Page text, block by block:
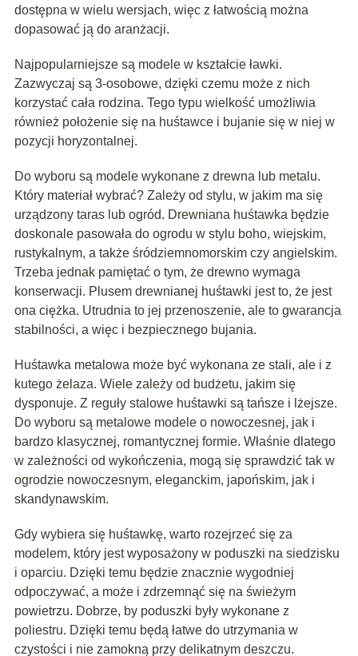
dostępna w wielu wersjach, więc z łatwością można
dopasować ją do aranżacji.
Najpopularniejsze są modele w kształcie ławki.
Zazwyczaj są 3-osobowe, dzięki czemu może z nich
korzystać cała rodzina. Tego typu wielkość umożliwia
również położenie się na huśtawce i bujanie się w niej w
pozycji horyzontalnej.
Do wyboru są modele wykonane z drewna lub metalu.
Który materiał wybrać? Zależy od stylu, w jakim ma się
urządzony taras lub ogród. Drewniana huśtawka będzie
doskonale pasowała do ogrodu w stylu boho, wiejskim,
rustykalnym, a także śródziemnomorskim czy angielskim.
Trzeba jednak pamiętać o tym, że drewno wymaga
konserwacji. Plusem drewnianej huśtawki jest to, że jest
ona ciężka. Utrudnia to jej przenoszenie, ale to gwarancja
stabilności, a więc i bezpiecznego bujania.
Huśtawka metalowa może być wykonana ze stali, ale i z
kutego żelaza. Wiele zależy od budżetu, jakim się
dysponuje. Z reguły stalowe huśtawki są tańsze i lżejsze.
Do wyboru są metalowe modele o nowoczesnej, jak i
bardzo klasycznej, romantycznej formie. Właśnie dlatego
w zależności od wykończenia, mogą się sprawdzić tak w
ogrodzie nowoczesnym, eleganckim, japońskim, jak i
skandynawskim.
Gdy wybiera się huśtawkę, warto rozejrzeć się za
modelem, który jest wyposażony w poduszki na siedzisku
i oparciu. Dzięki temu będzie znacznie wygodniej
odpoczywać, a może i zdrzemnąć się na świeżym
powietrzu. Dobrze, by poduszki były wykonane z
poliestru. Dzięki temu będą łatwe do utrzymania w
czystości i nie zamokną przy delikatnym deszczu.